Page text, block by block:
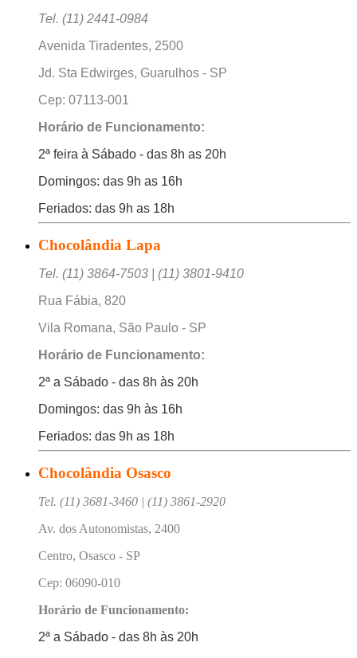
Tel. (11) 2441-0984
Avenida Tiradentes, 2500
Jd. Sta Edwirges, Guarulhos - SP
Cep: 07113-001
Horário de Funcionamento:
2ª feira à Sábado - das 8h as 20h
Domingos: das 9h as 16h
Feriados: das 9h as 18h
Chocolândia Lapa
Tel. (11) 3864-7503 | (11) 3801-9410
Rua Fábia, 820
Vila Romana, São Paulo - SP
Horário de Funcionamento:
2ª a Sábado - das 8h às 20h
Domingos: das 9h às 16h
Feriados: das 9h as 18h
Chocolândia Osasco
Tel. (11) 3681-3460 | (11) 3861-2920
Av. dos Autonomistas, 2400
Centro, Osasco - SP
Cep: 06090-010
Horário de Funcionamento:
2ª a Sábado - das 8h às 20h